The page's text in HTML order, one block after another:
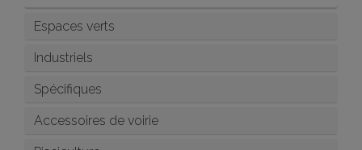
Espaces verts
Industriels
Spécifiques
Accessoires de voirie